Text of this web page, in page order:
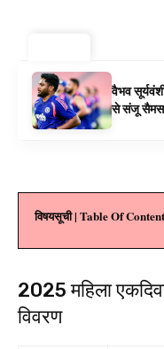
वैभव
से संजू
विषयसूची | Table Of
2025 महिला
विवरण